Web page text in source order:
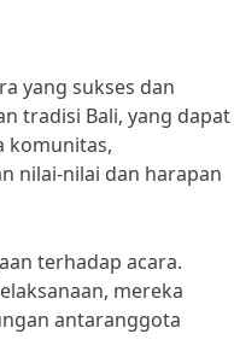
yang sukses dan
tradisi Bali, yang dapat
komunitas,
nilai-nilai dan harapan
terhadap acara.
mereka
antaranggota